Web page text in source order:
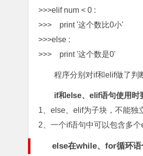
>>>elif num < 0 :
>>> print '这个数比0小'
>>>else :
>>> print '这个数是0'
程序分别对if和elif做了判
if和else、elif语句使用时
1、else、elif为子块，不能独
2、一个if语句中可以包含多
else在while、for循环语